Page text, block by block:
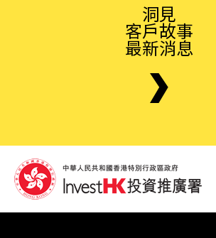
洞見
客戶故事
最新消息